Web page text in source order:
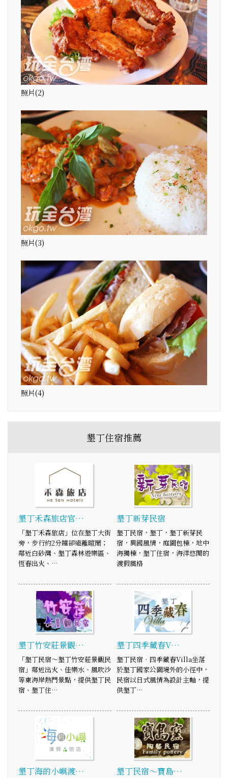
照片(2)
照片(3)
照片(4)
墾丁住宿推薦
墾丁禾森旅店官…
「墾丁禾森旅店」位在墾丁大街
旁，步行約2分鐘卻遠離暄鬧；
鄰近白砂灣、墾丁森林遊樂區、
恆春出火、…
墾丁新芽民宿
墾丁民宿，墾丁，墾丁新芽民
宿，異國風情，庭園包棟，地中
海獨棟，墾丁住宿，海洋悠閒的
渡假風格
墾丁竹安莊景觀…
「墾丁民宿～墾丁竹安莊景觀民
宿」鄰近出火、佳樂水、風吹沙
等東海岸熱門景點，提供墾丁民
宿、墾丁住…
墾丁四季藏春V…
墾丁民宿‧四季藏春Villa坐落
於墾丁國家公園境外的小徑中，
民宿以日式風情為設計主軸，提
供墾丁…
墾丁海的小嶼渡… 墾丁民宿～寶島…